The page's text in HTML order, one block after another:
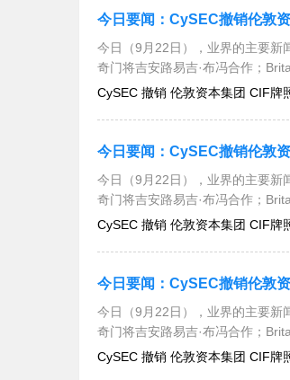
今日（9月22日），业界的主要新
奇门将吉安路易吉·布冯合作；
CySEC 撤销 伦敦资本集团 CIF牌
今日（9月22日），业界的主要新
奇门将吉安路易吉·布冯合作；
CySEC 撤销 伦敦资本集团 CIF牌
今日（9月22日），业界的主要新
奇门将吉安路易吉·布冯合作；
CySEC 撤销 伦敦资本集团 CIF牌